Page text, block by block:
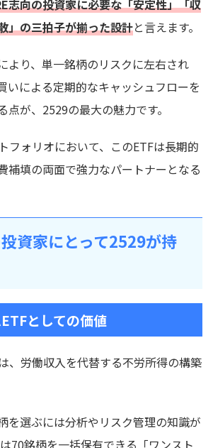
志向の投資家に必要な「安定性」「収
」の三拍子が揃った設計と言えます。
より、単一銘柄のリスクに左右され
いによる定期的なキャッシュフローを
点が、2529の最大の魅力です。
フォリオにおいて、このETFは長期的
補填の両面で強力なパートナーとなる
資家にとって2529が持
としての価値
、労働収入を代替する不労所得の構築
を選ぶには分析やリスク管理の知識が
70銘柄を一括保有できる「ワンスト